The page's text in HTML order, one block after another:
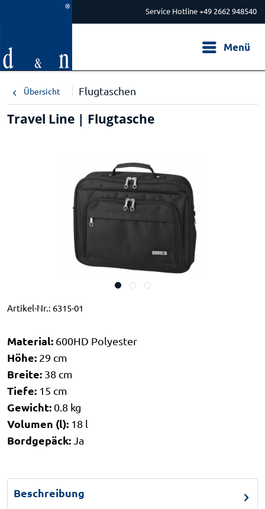
Service Hotline +49 2662 948540
Menü
Übersicht Flugtaschen
Travel Line | Flugtasche
Artikel-Nr.: 6315-01
Material: 600HD Polyester
Höhe: 29 cm
Breite: 38 cm
Tiefe: 15 cm
Gewicht: 0.8 kg
Volumen (l): 18 l
Bordgepäck: Ja
Beschreibung